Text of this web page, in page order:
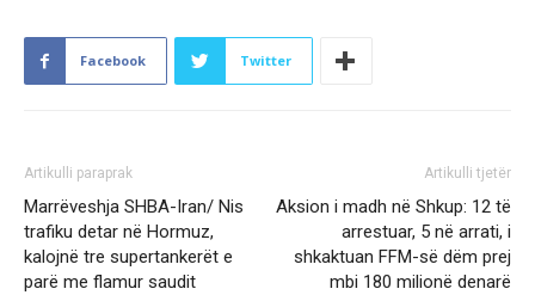
Facebook Twitter
Artikulli paraprak
Marrëveshja SHBA-Iran/ Nis
trafiku detar në Hormuz,
kalojnë tre supertankerët e
parë me flamur saudit
Artikulli tjetër
Aksion i madh në Shkup: 12 të
arrestuar, 5 në arrati, i
shkaktuan FFM-së dëm prej
mbi 180 milionë denarë